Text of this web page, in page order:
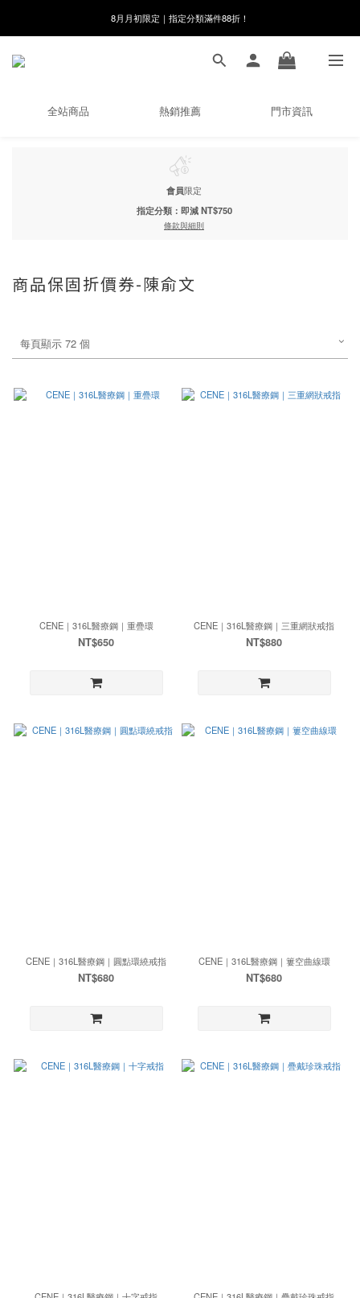
8月月初限定｜指定分類滿件88折！
線在，好事發生｜祈願新品 第2件享9折
🌸新會員限定🌸註冊送$100購物金
全站商品 熱銷推薦 門市資訊
會員限定
指定分類：即減 NT$750
條款與細則
商品保固折價券-陳俞文
每頁顯示 72 個
CENE｜316L醫療鋼｜重疊環
NT$650
CENE｜316L醫療鋼｜三重網狀戒指
NT$880
CENE｜316L醫療鋼｜圓點環繞戒指
NT$680
CENE｜316L醫療鋼｜簍空曲線環
NT$680